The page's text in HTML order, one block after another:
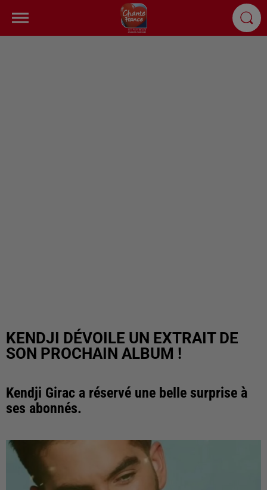
KENDJI DÉVOILE UN EXTRAIT DE
SON PROCHAIN ALBUM !
Kendji Girac a réservé une belle surprise à
ses abonnés.